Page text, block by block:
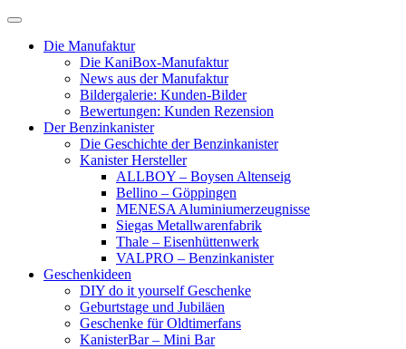
Skip
contentDie Manufaktur
Die KaniBox-Manufaktur
News aus der Manufaktur
Bildergalerie: Kunden-Bilder
Bewertungen: Kunden Rezension
Der Benzinkanister
Die Geschichte der Benzinkanister
Kanister Hersteller
ALLBOY – Boysen Altenseig
Bellino – Göppingen
MENESA Aluminiumerzeugnisse
Siegas Metallwarenfabrik
Thale – Eisenhüttenwerk
VALPRO – Benzinkanister
Geschenkideen
DIY do it yourself Geschenke
Geburtstage und Jubiläen
Geschenke für Oldtimerfans
KanisterBar – Mini Bar